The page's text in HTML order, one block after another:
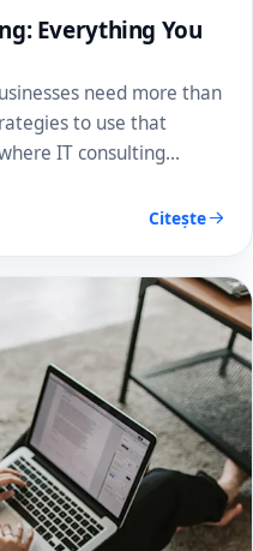
Everything You
need more than
to use that
IT consulting…
Citește